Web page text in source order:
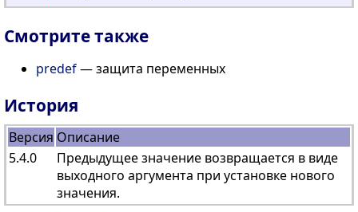
Смотрите также
predef— защита переменных
История
Версия Описание
5.4.0
Предыдущее значение возвращается в виде
выходного аргумента при установке нового
значения.